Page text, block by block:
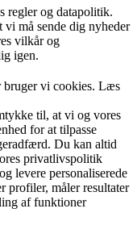
regler og datapolitik.
må sende dig nyheder
vilkår og
igen.
bruger vi cookies. Læs
til, at vi og vores
for at tilpasse
Du kan altid
privatlivspolitik
levere personaliserede
profiler, måler resultater
af funktioner